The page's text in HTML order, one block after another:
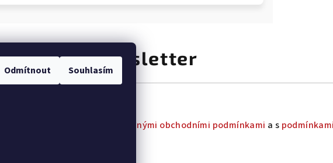
Odmítnout Souhlasím
Odebírat newsletter
všeobecnými obchodními podmínkami a s